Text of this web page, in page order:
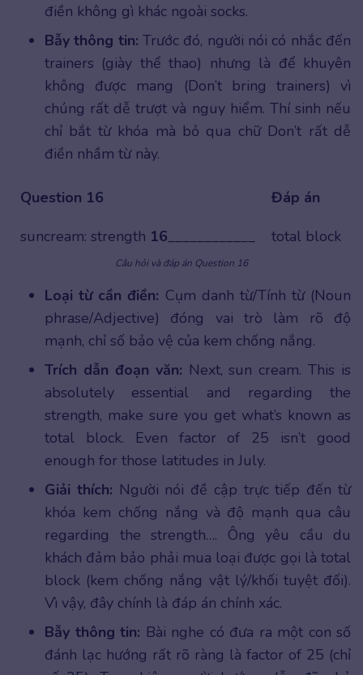
điền không gì khác ngoài socks.
Bẫy thông tin: Trước đó, người nói có nhắc đến
trainers (giày thể thao) nhưng là để khuyên
không được mang (Don’t bring trainers) vì
chúng rất dễ trượt và nguy hiểm. Thí sinh nếu
chỉ bắt từ khóa mà bỏ qua chữ Don’t rất dễ
điền nhầm từ này.
Question 16
Đáp án
suncream: strength 16____________ total block
Câu hỏi và đáp án Question 16
Loại từ cần điền: Cụm danh từ/Tính từ (Noun
phrase/Adjective) đóng vai trò làm rõ độ
mạnh, chỉ số bảo vệ của kem chống nắng.
Trích dẫn đoạn văn: Next, sun cream. This is
absolutely essential and regarding the
strength, make sure you get what’s known as
total block. Even factor of 25 isn’t good
enough for those latitudes in July.
Giải thích: Người nói đề cập trực tiếp đến từ
khóa kem chống nắng và độ mạnh qua câu
regarding the strength…. Ông yêu cầu du
khách đảm bảo phải mua loại được gọi là total
block (kem chống nắng vật lý/khối tuyệt đối).
Vì vậy, đây chính là đáp án chính xác.
Bẫy thông tin: Bài nghe có đưa ra một con số
đánh lạc hướng rất rõ ràng là factor of 25 (chỉ